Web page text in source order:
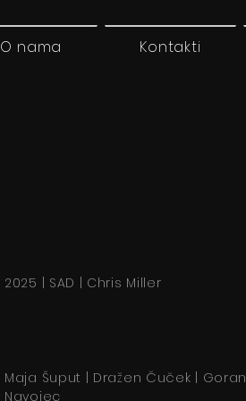
O nama Kontakti
2025 | SAD | Chris Miller
Maja Šuput | Dražen Čuček | Goran
Navojec